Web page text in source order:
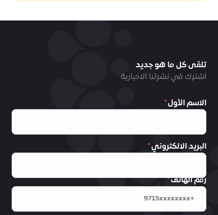
تلقى كل ما هو جديد
اشترك في نشرتنا الاخبارية
الاسم الأول
البريد الالكتروني
رقم الهاتف